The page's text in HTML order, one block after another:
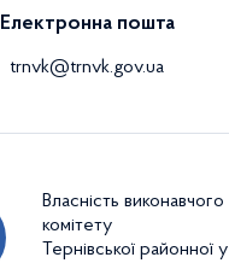
Електронна пошта
trnvk@trnvk.gov.ua
Власність виконавчого
комітету
Тернівської районної у